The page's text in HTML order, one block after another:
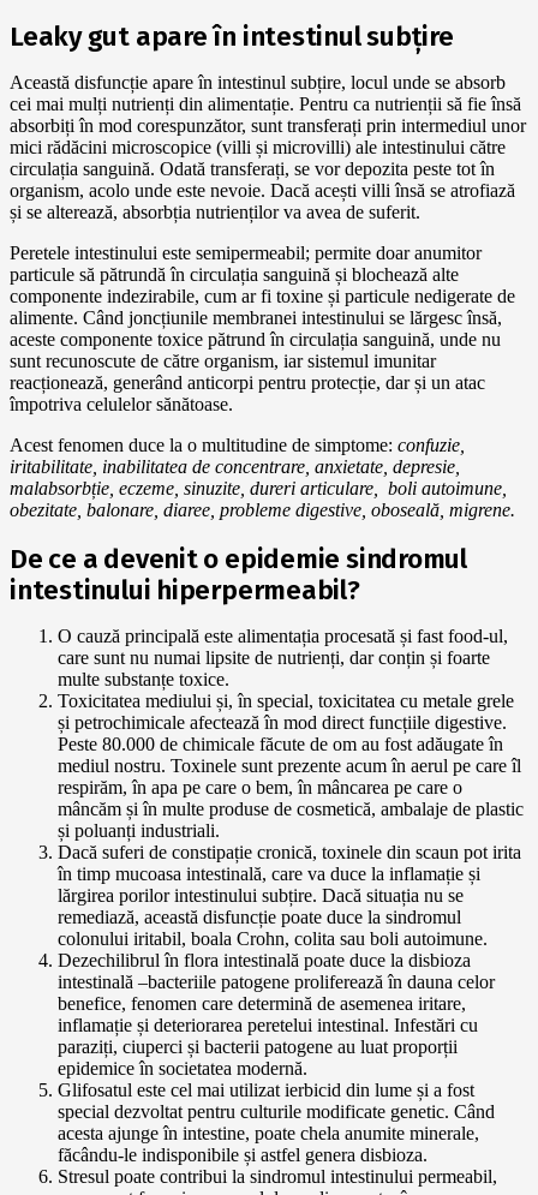
Leaky gut apare în intestinul subțire
Această disfuncție apare în intestinul subțire, locul unde se absorb
cei mai mulți nutrienți din alimentație. Pentru ca nutrienții să fie însă
absorbiți în mod corespunzător, sunt transferați prin intermediul unor
mici rădăcini microscopice (villi și microvilli) ale intestinului către
circulația sanguină. Odată transferați, se vor depozita peste tot în
organism, acolo unde este nevoie. Dacă acești villi însă se atrofiază
și se alterează, absorbția nutrienților va avea de suferit.
Peretele intestinului este semipermeabil; permite doar anumitor
particule să pătrundă în circulația sanguină și blochează alte
componente indezirabile, cum ar fi toxine și particule nedigerate de
alimente. Când joncțiunile membranei intestinului se lărgesc însă,
aceste componente toxice pătrund în circulația sanguină, unde nu
sunt recunoscute de către organism, iar sistemul imunitar
reacționează, generând anticorpi pentru protecție, dar și un atac
împotriva celulelor sănătoase.
Acest fenomen duce la o multitudine de simptome: confuzie,
iritabilitate, inabilitatea de concentrare, anxietate, depresie,
malabsorbție, eczeme, sinuzite, dureri articulare, boli autoimune,
obezitate, balonare, diaree, probleme digestive, oboseală, migrene.
De ce a devenit o epidemie sindromul
intestinului hiperpermeabil?
O cauză principală este alimentația procesată și fast food-ul,
care sunt nu numai lipsite de nutrienți, dar conțin și foarte
multe substanțe toxice.
Toxicitatea mediului și, în special, toxicitatea cu metale grele
și petrochimicale afectează în mod direct funcțiile digestive.
Peste 80.000 de chimicale făcute de om au fost adăugate în
mediul nostru. Toxinele sunt prezente acum în aerul pe care îl
respirăm, în apa pe care o bem, în mâncarea pe care o
mâncăm și în multe produse de cosmetică, ambalaje de plastic
și poluanți industriali.
Dacă suferi de constipație cronică, toxinele din scaun pot irita
în timp mucoasa intestinală, care va duce la inflamație și
lărgirea porilor intestinului subțire. Dacă situația nu se
remediază, această disfuncție poate duce la sindromul
colonului iritabil, boala Crohn, colita sau boli autoimune.
Dezechilibrul în flora intestinală poate duce la disbioza
intestinală –bacteriile patogene proliferează în dauna celor
benefice, fenomen care determină de asemenea iritare,
inflamație și deteriorarea peretelui intestinal. Infestări cu
paraziți, ciuperci și bacterii patogene au luat proporții
epidemice în societatea modernă.
Glifosatul este cel mai utilizat ierbicid din lume și a fost
special dezvoltat pentru culturile modificate genetic. Când
acesta ajunge în intestine, poate chela anumite minerale,
făcându-le indisponibile și astfel genera disbioza.
Stresul poate contribui la sindromul intestinului permeabil,